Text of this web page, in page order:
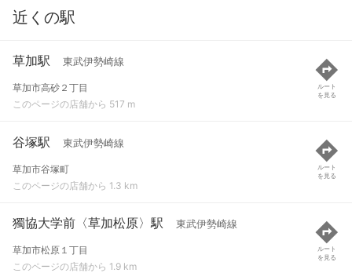
近くの駅
草加駅 東武伊勢崎線
草加市高砂２丁目
このページの店舗から 517 m
ルート
を見る
谷塚駅 東武伊勢崎線
草加市谷塚町
このページの店舗から 1.3 km
ルート
を見る
獨協大学前〈草加松原〉駅 東武伊勢崎線
草加市松原１丁目
このページの店舗から 1.9 km
ルート
を見る